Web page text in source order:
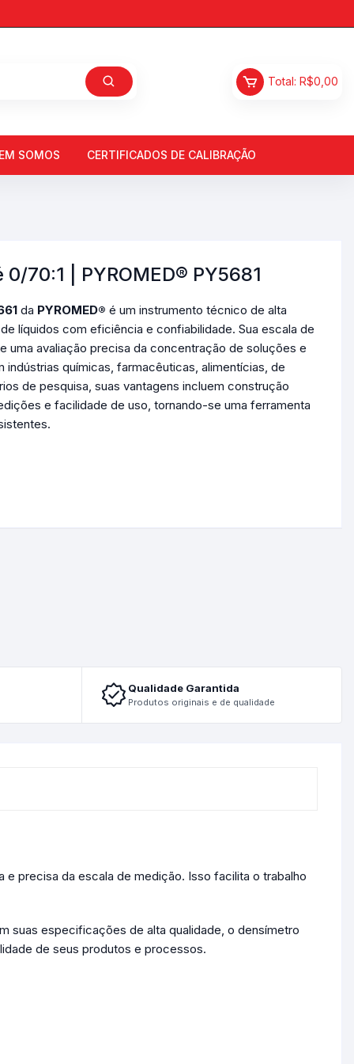
Total: R$0,00
SOMOS CERTIFICADOS DE CALIBRAÇÃO
70:1 | PYROMED® PY5681
da PYROMED® é um instrumento técnico de alta
líquidos com eficiência e confiabilidade. Sua escala de
uma avaliação precisa da concentração de soluções e
químicas, farmacêuticas, alimentícias, de
de pesquisa, suas vantagens incluem construção
e facilidade de uso, tornando-se uma ferramenta
Qualidade Garantida
Produtos originais e de qualidade
precisa da escala de medição. Isso facilita o trabalho
suas especificações de alta qualidade, o densímetro
de seus produtos e processos.